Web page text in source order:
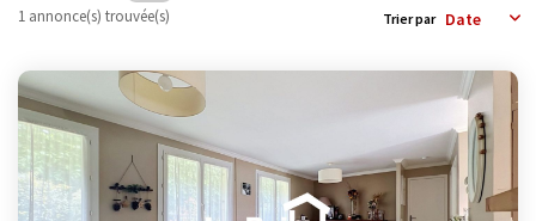
1 annonce(s) trouvée(s) Trier par